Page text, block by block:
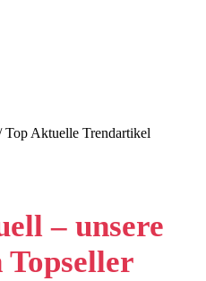
Top Aktuelle Trendartikel
– unsere